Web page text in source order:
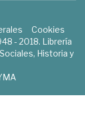
Cookies
- 2018. Librería
Historia y